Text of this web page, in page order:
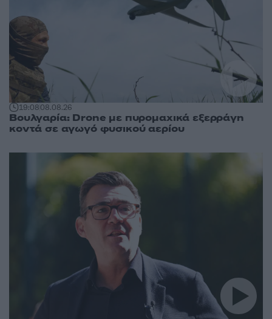
19:0808.08.26
Βουλγαρία: Drone με πυρομαχικά εξερράγη
κοντά σε αγωγό φυσικού αερίου